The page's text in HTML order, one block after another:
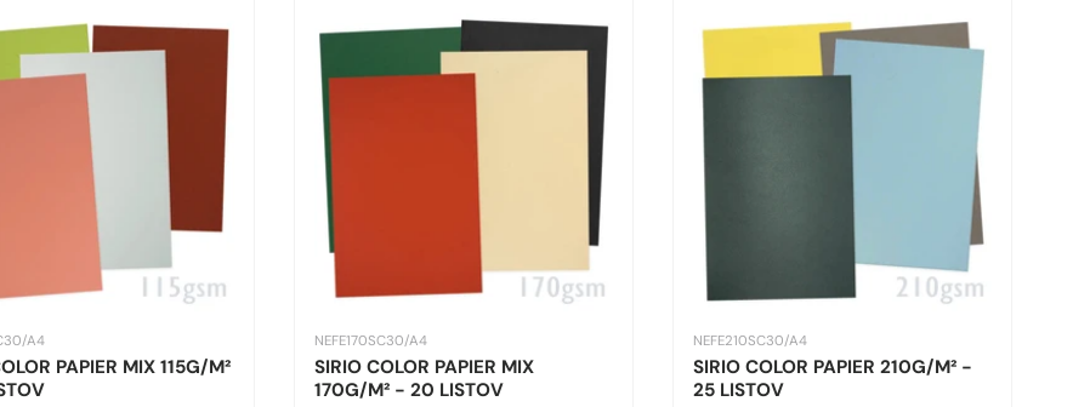
A4
PAPIER MIX 115G/M²
NEFE170SC30/A4
SIRIO COLOR PAPIER MIX
170G/M² - 20 LISTOV
NEFE210SC30/A4
SIRIO COLOR PAPIER 210G/M² -
25 LISTOV